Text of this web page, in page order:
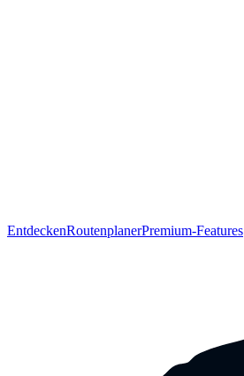
EntdeckenRoutenplanerPremium-Features